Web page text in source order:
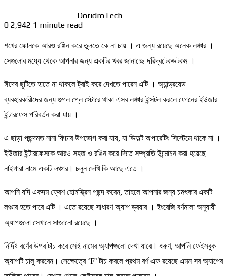
DoridroTech
0 2,942 1 minute read
শখের ফোনকে আরও রঙিন করে তুলতে কে না চায় । এ জন্য রয়েছে অনেক লঞ্চার ।
সেগুলোর মধ্যে থেকে আপনার জন্য একটির খবর জানাচ্ছে দরিদ্রটেকডটকম ।
ঈদের ছুটিতে হাতে না থাকলে ট্রাই করে দেখতে পারেন এটি । অ্যান্ড্রয়েড
ব্যবহারকারীদের জন্য গুগল প্লে স্টোরে থাকা এসব লঞ্চার ইন্সটল করলে ফোনের ইউজার
ইন্টারফেস পরিবর্তন করা যায় ।
এ ছাড়া পছন্দমত নানা ফিচার উপভোগ করা যায়, যা ডিফল্ট অপারেটিং সিস্টেমে থাকে না ।
ইউজার ইন্টারফেসকে আরও সহজ ও রঙিন করে দিতে সম্প্রতি উন্মোচন করা হয়েছে
নাইগারা নামে একটি লঞ্চার। চলুন দেখি কি আছে এতে ।
আপনি যদি একদম ফ্রেশ হোমস্ক্রিন পছন্দ করেন, তাহলে আপনার জন্য চমৎকার একটি
লঞ্চার হতে পারে এটি । এতে রয়েছে সাধারণ অ্যাপ ড্রয়ার । ইংরেজি বর্ণমালা অনুযায়ী
অ্যাপগুলো সেখানে সাজানো রয়েছে ।
নির্দিষ্ট বর্ণের উপর টাচ করে সেই নামের অ্যাপগুলো দেখা যাবে। ধরুণ, আপনি ফেইসবুক
অ্যাপটি চালু করবেন। সেক্ষেত্রে ‘F’ টাচ করলে প্রথম বর্ণ এফ রয়েছে এমন সব অ্যাপের